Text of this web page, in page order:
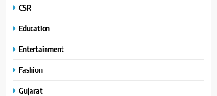
CSR
Education
Entertainment
Fashion
Gujarat